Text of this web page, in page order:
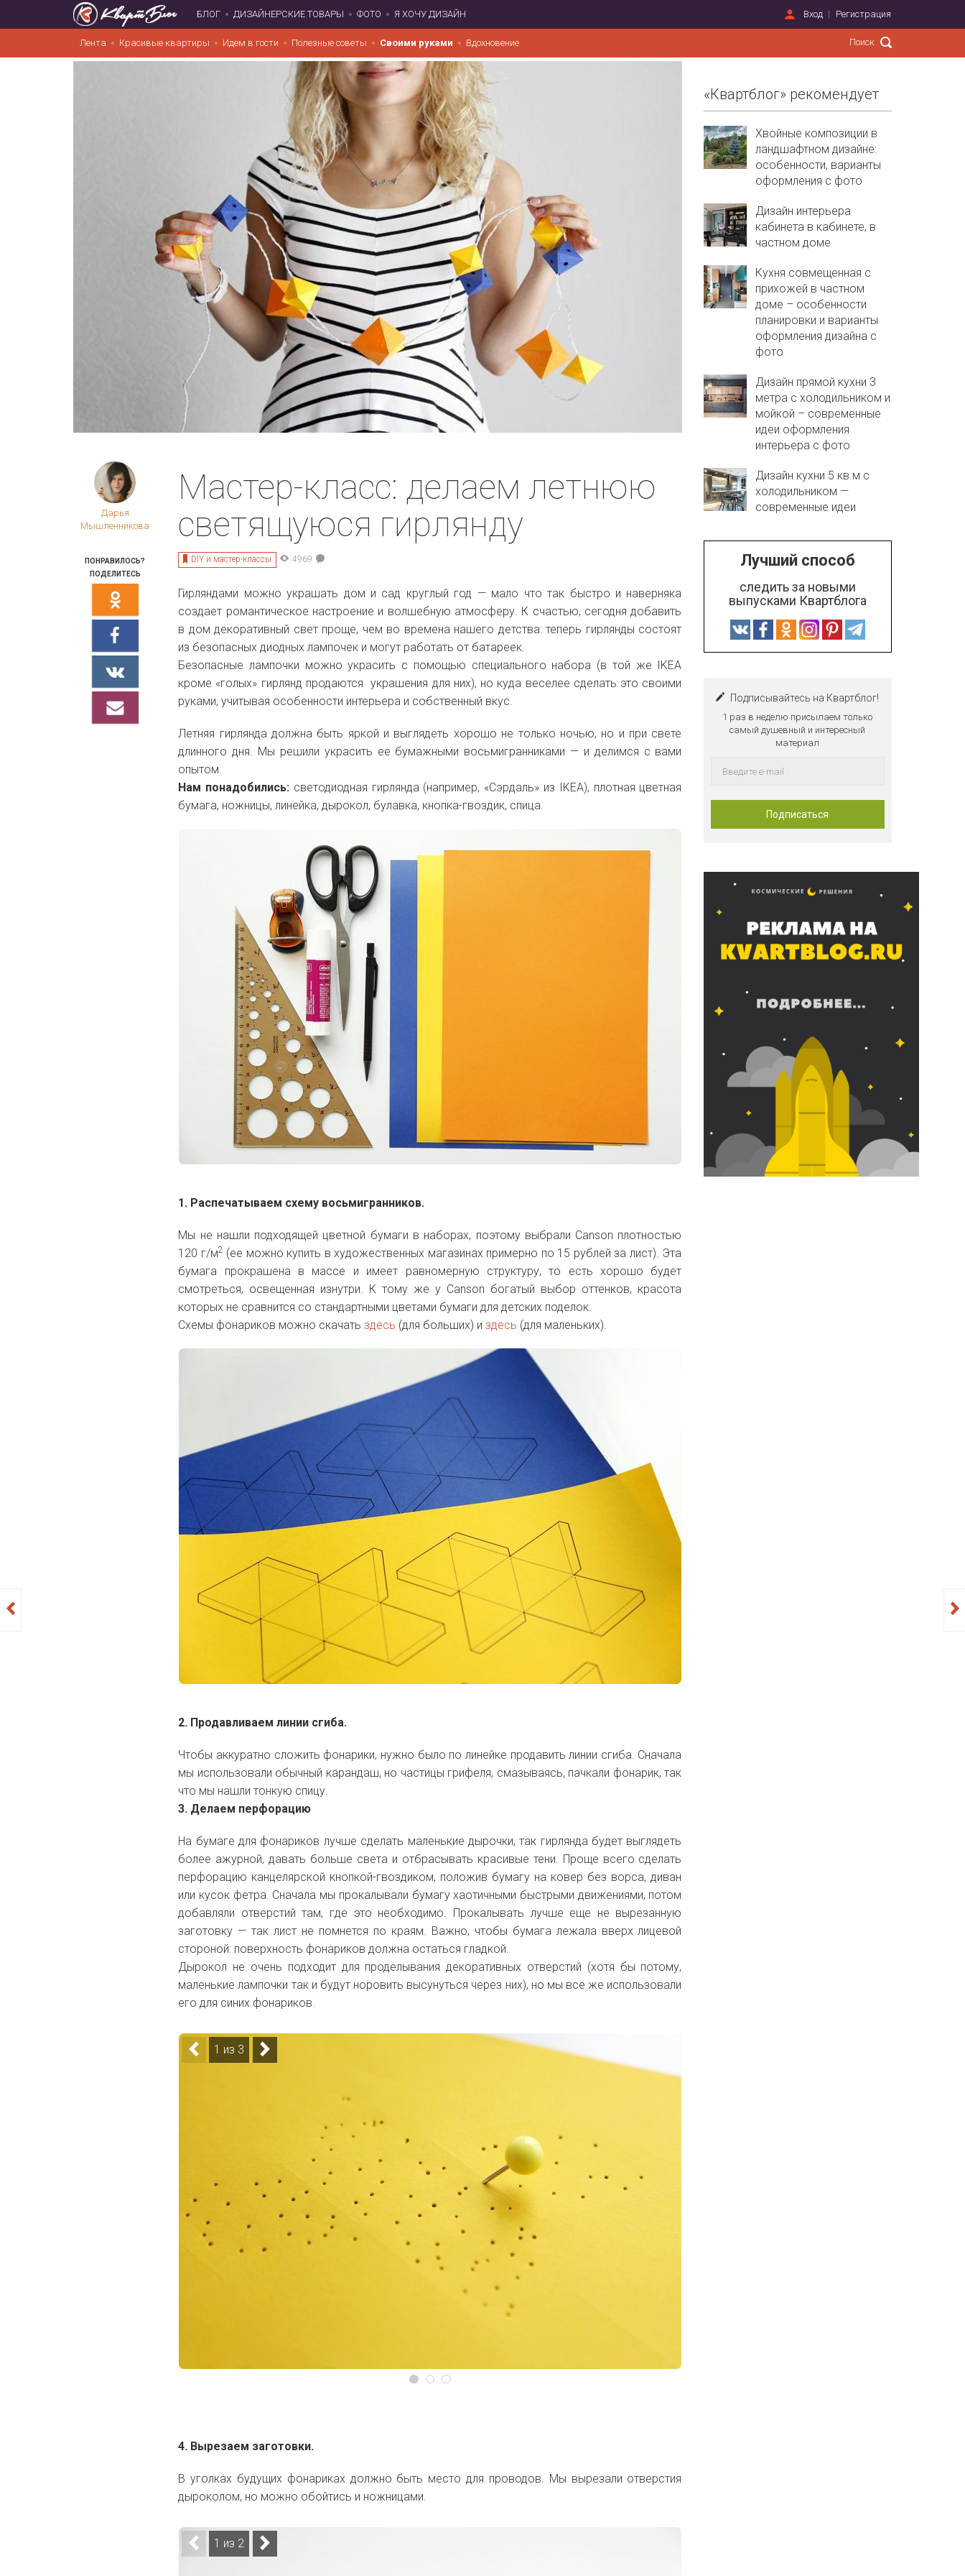
БЛОГ ДИЗАЙНЕРСКИЕ ТОВАРЫ ФОТО Я ХОЧУ ДИЗАЙН Вход Регистрация
Лента Красивые квартиры Идем в гости Полезные советы Своими руками Вдохновение
Дарья
Мышленникова
ПОНРАВИЛОСЬ?
ПОДЕЛИТЕСЬ
Мастер-класс: делаем летнюю
светящуюся гирлянду
DIY и мастер-классы 4969
Гирляндами можно украшать дом и сад круглый год — мало что так быстро и наверняка
создает романтическое настроение и волшебную атмосферу. К счастью, сегодня добавить
в дом декоративный свет проще, чем во времена нашего детства: теперь гирлянды состоят
из безопасных диодных лампочек и могут работать от батареек.
Безопасные лампочки можно украсить с помощью специального набора (в той же IKEA
кроме «голых» гирлянд продаются украшения для них), но куда веселее сделать это своими
руками, учитывая особенности интерьера и собственный вкус.
Летняя гирлянда должна быть яркой и выглядеть хорошо не только ночью, но и при свете
длинного дня. Мы решили украсить ее бумажными восьмигранниками — и делимся с вами
опытом.
Нам понадобились: светодиодная гирлянда (например, «Сэрдаль» из IKEA), плотная цветная
бумага, ножницы, линейка, дырокол, булавка, кнопка-гвоздик, спица.
1. Распечатываем схему восьмигранников.
Мы не нашли подходящей цветной бумаги в наборах, поэтому выбрали Canson плотностью
120 г/м2 (ее можно купить в художественных магазинах примерно по 15 рублей за лист). Эта
бумага прокрашена в массе и имеет равномерную структуру, то есть хорошо будет
смотреться, освещенная изнутри. К тому же у Canson богатый выбор оттенков, красота
которых не сравнится со стандартными цветами бумаги для детских поделок.
Схемы фонариков можно скачатьздесь (для больших) издесь (для маленьких).
2. Продавливаем линии сгиба.
Чтобы аккуратно сложить фонарики, нужно было по линейке продавить линии сгиба. Сначала
мы использовали обычный карандаш, но частицы грифеля, смазываясь, пачкали фонарик, так
что мы нашли тонкую спицу.
3. Делаем перфорацию
На бумаге для фонариков лучше сделать маленькие дырочки, так гирлянда будет выглядеть
более ажурной, давать больше света и отбрасывать красивые тени. Проще всего сделать
перфорацию канцелярской кнопкой-гвоздиком, положив бумагу на ковер без ворса, диван
или кусок фетра. Сначала мы прокалывали бумагу хаотичными быстрыми движениями, потом
добавляли отверстий там, где это необходимо. Прокалывать лучше еще не вырезанную
заготовку — так лист не помнется по краям. Важно, чтобы бумага лежала вверх лицевой
стороной: поверхность фонариков должна остаться гладкой.
Дырокол не очень подходит для проделывания декоративных отверстий (хотя бы потому,
маленькие лампочки так и будут норовить высунуться через них), но мы все же использовали
его для синих фонариков.
1 из 3
4. Вырезаем заготовки.
В уголках будущих фонариках должно быть место для проводов. Мы вырезали отверстия
дыроколом, но можно обойтись и ножницами.
1 из 2
«Квартблог» рекомендует
Хвойные композиции в
ландшафтном дизайне:
особенности, варианты
оформления с фото
Дизайн интерьера
кабинета в кабинете, в
частном доме
Кухня совмещенная с
прихожей в частном
доме – особенности
планировки и варианты
оформления дизайна с
фото
Дизайн прямой кухни 3
метра с холодильником и
мойкой – современные
идеи оформления
интерьера с фото
Дизайн кухни 5 кв.м с
холодильником —
современные идеи
Лучший способ
следить за новыми
выпусками Квартблога
Подписывайтесь на Квартблог!
1 раз в неделю присылаем только
самый душевный и интересный
материал